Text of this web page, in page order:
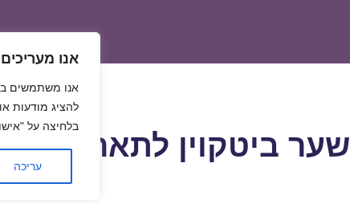
אנו
להציג מודעות
בלחיצה על
עריכה
שער ביטקוין לתאריך 07/07/2020